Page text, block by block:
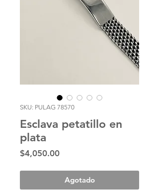
SKU: PULAG 78570
Esclava petatillo en
plata
$4,050.00Precio
Agotado